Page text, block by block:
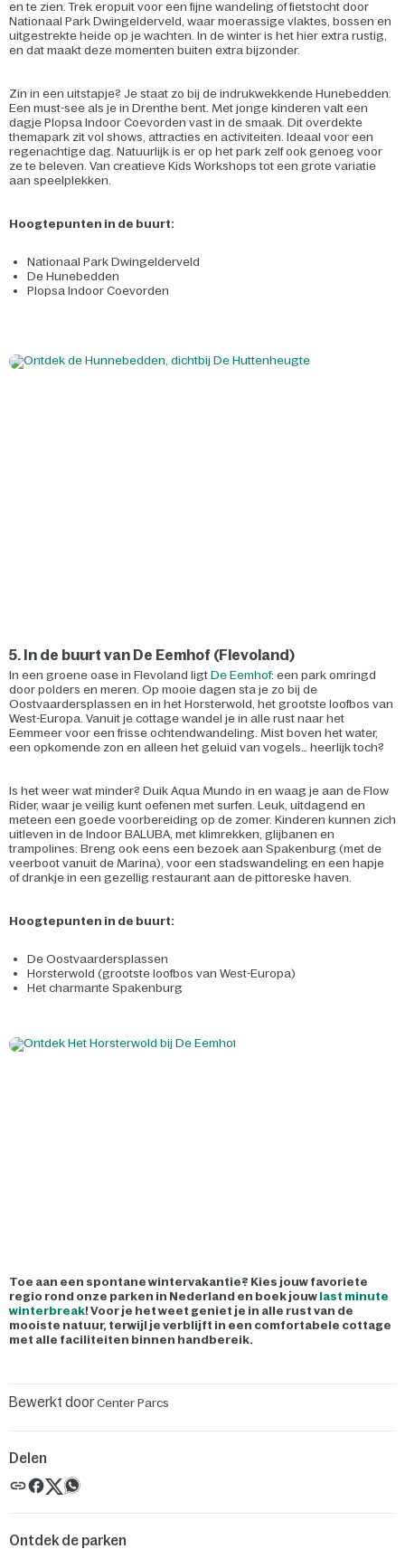
en te zien. Trek eropuit voor een fijne wandeling of fietstocht door
Nationaal Park Dwingelderveld, waar moerassige vlaktes, bossen en
uitgestrekte heide op je wachten. In de winter is het hier extra rustig,
en dat maakt deze momenten buiten extra bijzonder.
Zin in een uitstapje? Je staat zo bij de indrukwekkende Hunebedden.
Een must-see als je in Drenthe bent. Met jonge kinderen valt een
dagje Plopsa Indoor Coevorden vast in de smaak. Dit overdekte
themapark zit vol shows, attracties en activiteiten. Ideaal voor een
regenachtige dag. Natuurlijk is er op het park zelf ook genoeg voor
ze te beleven. Van creatieve Kids Workshops tot een grote variatie
aan speelplekken.
Hoogtepunten in de buurt:
Nationaal Park Dwingelderveld
De Hunebedden
Plopsa Indoor Coevorden
5. In de buurt van De Eemhof (Flevoland)
In een groene oase in Flevoland ligt De Eemhof: een park omringd
door polders en meren. Op mooie dagen sta je zo bij de
Oostvaardersplassen en in het Horsterwold, het grootste loofbos van
West-Europa. Vanuit je cottage wandel je in alle rust naar het
Eemmeer voor een frisse ochtendwandeling. Mist boven het water,
een opkomende zon en alleen het geluid van vogels… heerlijk toch?
Is het weer wat minder? Duik Aqua Mundo in en waag je aan de Flow
Rider, waar je veilig kunt oefenen met surfen. Leuk, uitdagend en
meteen een goede voorbereiding op de zomer. Kinderen kunnen zich
uitleven in de Indoor BALUBA, met klimrekken, glijbanen en
trampolines. Breng ook eens een bezoek aan Spakenburg (met de
veerboot vanuit de Marina), voor een stadswandeling en een hapje
of drankje in een gezellig restaurant aan de pittoreske haven.
Hoogtepunten in de buurt:
De Oostvaardersplassen
Horsterwold (grootste loofbos van West-Europa)
Het charmante Spakenburg
Toe aan een spontane wintervakantie? Kies jouw favoriete
regio rond onze parken in Nederland en boek jouw last minute
winterbreak! Voor je het weet geniet je in alle rust van de
mooiste natuur, terwijl je verblijft in een comfortabele cottage
met alle faciliteiten binnen handbereik.
Bewerkt doorCenter Parcs
Ontdek de parken
Delen